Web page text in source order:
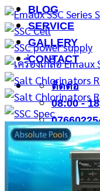
BLOG
SERVICE
GALLERY
CONTACT
ติดต่อ
08:00 -